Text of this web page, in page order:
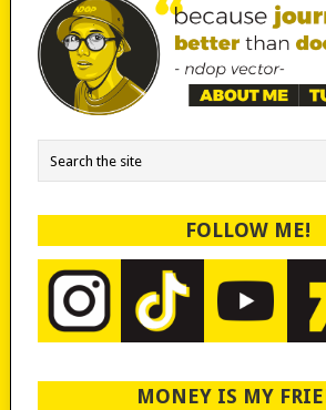
FOLLOW ME!
MONEY IS MY